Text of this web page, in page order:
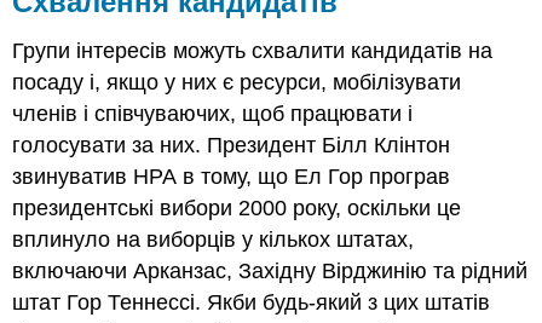
Групи інтересів можуть схвалити кандидатів на
посаду і, якщо у них є ресурси, мобілізувати
членів і співчуваючих, щоб працювати і
голосувати за них. Президент Білл Клінтон
звинуватив НРА в тому, що Ел Гор програв
президентські вибори 2000 року, оскільки це
вплинуло на виборців у кількох штатах,
включаючи Арканзас, Західну Вірджинію та рідний
штат Гор Теннессі. Якби будь-який з цих штатів